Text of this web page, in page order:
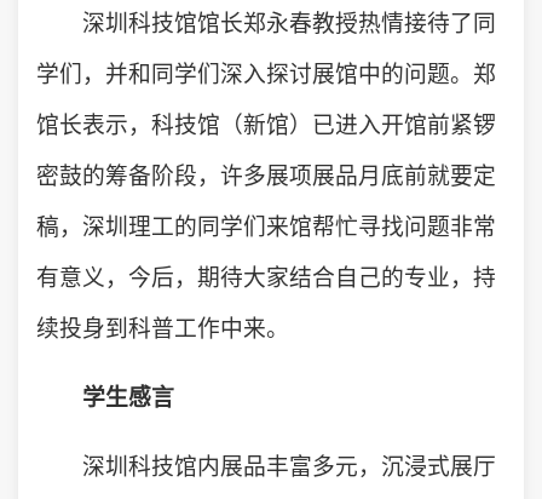
深圳科技馆馆长郑永春教授热情接待了同
学们，并和同学们深入探讨展馆中的问题。郑
馆长表示，科技馆（新馆）已进入开馆前紧锣
密鼓的筹备阶段，许多展项展品月底前就要定
稿，深圳理工的同学们来馆帮忙寻找问题非常
有意义，今后，期待大家结合自己的专业，持
续投身到科普工作中来。
学生感言
深圳科技馆内展品丰富多元，沉浸式展厅